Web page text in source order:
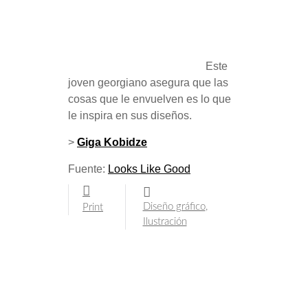
Este
joven georgiano asegura que las
cosas que le envuelven es lo que
le inspira en sus diseños.
> Giga Kobidze
Fuente: Looks Like Good
Print Diseño gráfico,
Ilustración